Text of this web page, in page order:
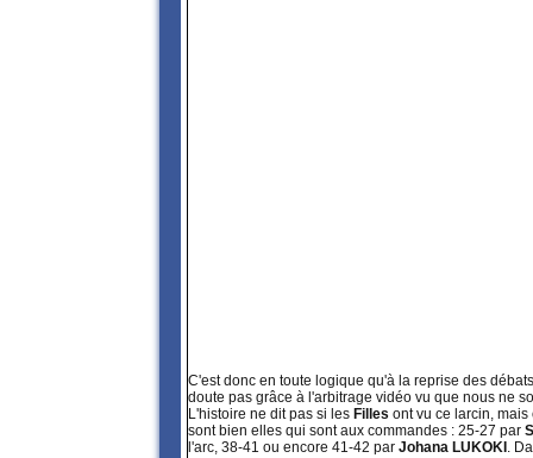
C'est donc en toute logique qu'à la reprise des
doute pas grâce à l'arbitrage vidéo vu que nous ne
L'histoire ne dit pas si les Filles ont vu ce larcin,
sont bien elles qui sont aux commandes : 25-27 par
l'arc, 38-41 ou encore 41-42 par Johana LUKOKI .